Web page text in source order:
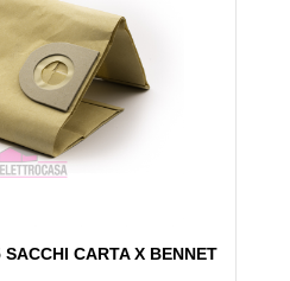
CARTA X BENNET